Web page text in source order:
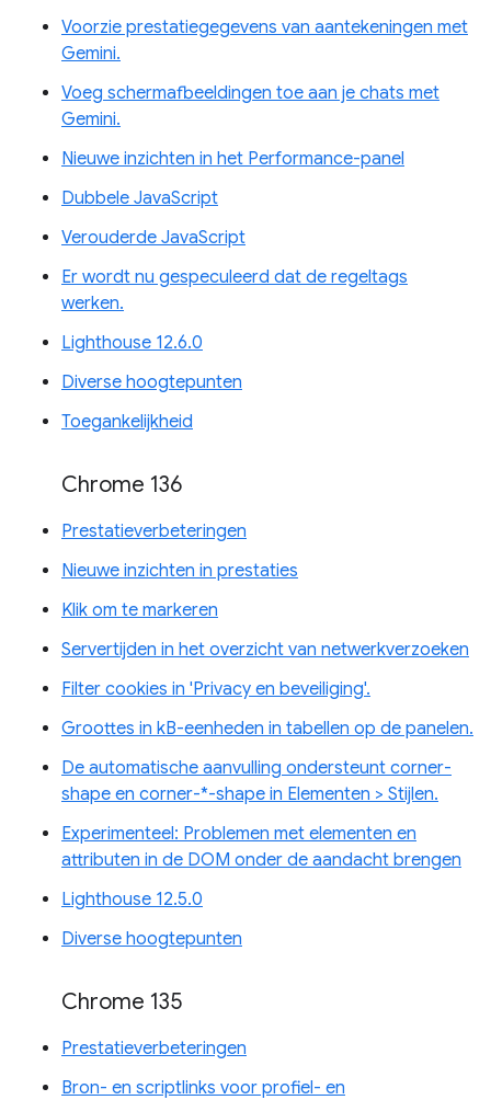
Voorzie prestatiegegevens van aantekeningen met
Gemini.
Voeg schermafbeeldingen toe aan je chats met
Gemini.
Nieuwe inzichten in het Performance-panel
Dubbele JavaScript
Verouderde JavaScript
Er wordt nu gespeculeerd dat de regeltags
werken.
Lighthouse 12.6.0
Diverse hoogtepunten
Toegankelijkheid
Chrome 136
Prestatieverbeteringen
Nieuwe inzichten in prestaties
Klik om te markeren
Servertijden in het overzicht van netwerkverzoeken
Filter cookies in 'Privacy en beveiliging'.
Groottes in kB-eenheden in tabellen op de panelen.
De automatische aanvulling ondersteunt corner-
shape en corner-*-shape in Elementen > Stijlen.
Experimenteel: Problemen met elementen en
attributen in de DOM onder de aandacht brengen
Lighthouse 12.5.0
Diverse hoogtepunten
Chrome 135
Prestatieverbeteringen
Bron- en scriptlinks voor profiel- en